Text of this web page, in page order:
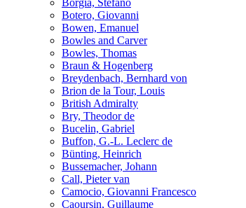
Borgia, Stefano
Botero, Giovanni
Bowen, Emanuel
Bowles and Carver
Bowles, Thomas
Braun & Hogenberg
Breydenbach, Bernhard von
Brion de la Tour, Louis
British Admiralty
Bry, Theodor de
Bucelin, Gabriel
Buffon, G.-L. Leclerc de
Bünting, Heinrich
Bussemacher, Johann
Call, Pieter van
Camocio, Giovanni Francesco
Caoursin, Guillaume